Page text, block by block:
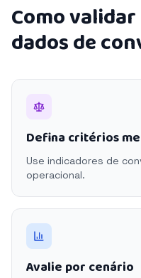
Como
dados de
Defina critérios
Use indicadores de
operacional.
Avalie por cenário